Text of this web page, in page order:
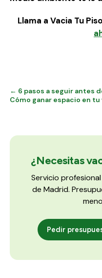
Llama a Vacia Tu
← 6 pasos a seguir antes
Cómo ganar espacio en
¿Necesitas
Servicio
de Madrid.
Pedir